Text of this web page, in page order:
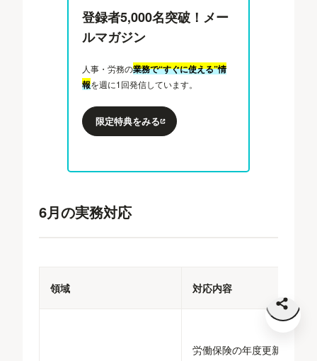
登録者5,000名突破！メー
ルマガジン
人事・労務の業務で“すぐに使える”情
報を週に1回発信しています。
限定特典をみる
6月の実務対応
領域 対応内容
労働保険の年度更新手続き